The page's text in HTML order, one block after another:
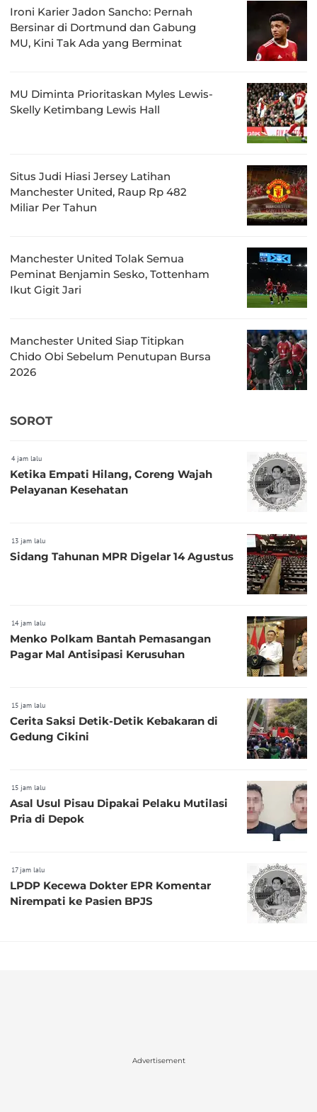
Ironi Karier Jadon Sancho: Pernah
Bersinar di Dortmund dan Gabung
MU, Kini Tak Ada yang Berminat
MU Diminta Prioritaskan Myles Lewis-
Skelly Ketimbang Lewis Hall
Situs Judi Hiasi Jersey Latihan
Manchester United, Raup Rp 482
Miliar Per Tahun
Manchester United Tolak Semua
Peminat Benjamin Sesko, Tottenham
Ikut Gigit Jari
Manchester United Siap Titipkan
Chido Obi Sebelum Penutupan Bursa
2026
SOROT
4 jam lalu
Ketika Empati Hilang, Coreng Wajah
Pelayanan Kesehatan
13 jam lalu
Sidang Tahunan MPR Digelar 14 Agustus
14 jam lalu
Menko Polkam Bantah Pemasangan
Pagar Mal Antisipasi Kerusuhan
15 jam lalu
Cerita Saksi Detik-Detik Kebakaran di
Gedung Cikini
15 jam lalu
Asal Usul Pisau Dipakai Pelaku Mutilasi
Pria di Depok
17 jam lalu
LPDP Kecewa Dokter EPR Komentar
Nirempati ke Pasien BPJS
Advertisement